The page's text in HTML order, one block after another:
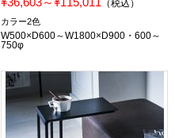
（税込）
カラー2色
W500×D600～W1800×D900・600～
750φ